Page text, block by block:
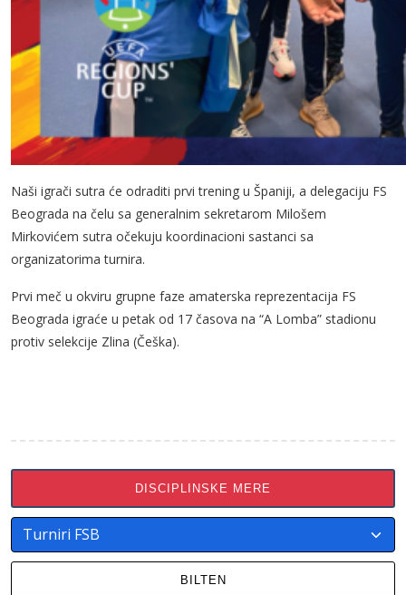
Naši igrači sutra će odraditi prvi trening u Španiji, a delegaciju FS
Beograda na čelu sa generalnim sekretarom Milošem
Mirkovićem sutra očekuju koordinacioni sastanci sa
organizatorima turnira.
Prvi meč u okviru grupne faze amaterska reprezentacija FS
Beograda igraće u petak od 17 časova na “A Lomba” stadionu
protiv selekcije Zlina (Češka).
DISCIPLINSKE MERE
BILTEN